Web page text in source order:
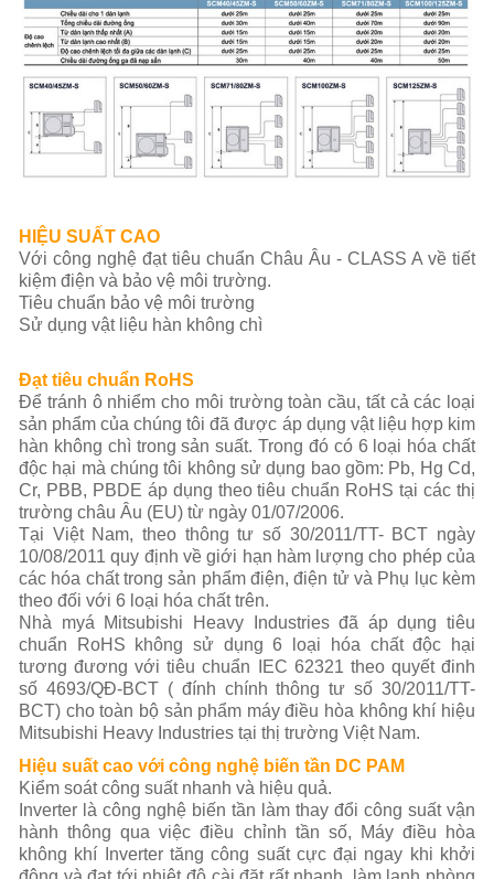
HIỆU SUẤT CAO
Với công nghệ đạt tiêu chuẩn Châu Âu - CLASS A về tiết
kiệm điện và bảo vệ môi trường.
Tiêu chuẩn bảo vệ môi trường
Sử dụng vật liệu hàn không chì
Đạt tiêu chuẩn RoHS
Để tránh ô nhiểm cho môi trường toàn cầu, tất cả các loại
sản phẩm của chúng tôi đã được áp dụng vật liệu hợp kim
hàn không chì trong sản suất. Trong đó có 6 loại hóa chất
độc hại mà chúng tôi không sử dụng bao gồm: Pb, Hg Cd,
Cr, PBB, PBDE áp dụng theo tiêu chuẩn RoHS tại các thị
trường châu Âu (EU) từ ngày 01/07/2006.
Tại Việt Nam, theo thông tư số 30/2011/TT- BCT ngày
10/08/2011 quy định về giới hạn hàm lượng cho phép của
các hóa chất trong sản phẩm điện, điện tử và Phụ lục kèm
theo đối với 6 loại hóa chất trên.
Nhà myá Mitsubishi Heavy Industries đã áp dụng tiêu
chuẩn RoHS không sử dụng 6 loại hóa chất độc hại
tương đương với tiêu chuẩn IEC 62321 theo quyết đinh
số 4693/QĐ-BCT ( đính chính thông tư số 30/2011/TT-
BCT) cho toàn bộ sản phẩm máy điều hòa không khí hiệu
Mitsubishi Heavy Industries tại thị trường Việt Nam.
Hiệu suất cao với công nghệ biến tần DC PAM
Kiểm soát công suất nhanh và hiệu quả.
Inverter là công nghệ biến tần làm thay đổi công suất vận
hành thông qua việc điều chỉnh tần số, Máy điều hòa
không khí Inverter tăng công suất cực đại ngay khi khởi